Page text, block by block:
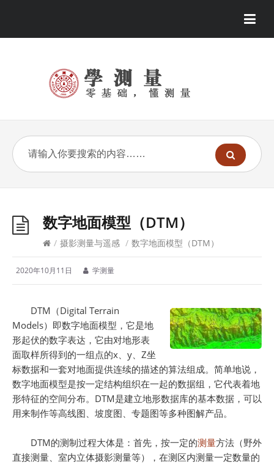
数字地面模型（DTM）
/ 摄影测量与遥感 / 数字地面模型（DTM）
2020年10月11日 学测量
DTM（Digital Terrain
Models）即数字地面模型，它是地
形起伏的数字表达，它由对地形表
面取样所得到的一组点的x、y、Z坐
标数据和一套对地面提供连续的描述的算法组成。简单地说，
数字地面模型是按一定结构组织在一起的数据组，它代表着地
形特征的空间分布。DTM是建立地形数据库的基本数据，可以
用来制作等高线图、坡度图、专题图等多种图解产品。
DTM的测制过程大体是：首先，按一定的测量方法（野外
直接测量、室内立体摄影测量等），在测区内测量一定数量的